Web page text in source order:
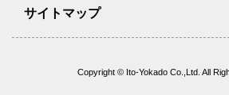
サイトマップ
Copyright © Ito-Yokado Co.,Ltd. All